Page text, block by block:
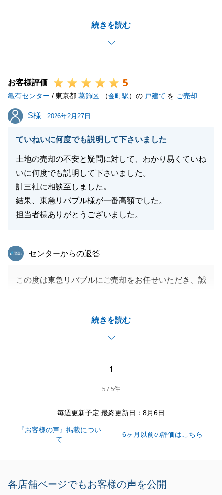
続きを読む
めることができました。
これまでの多大なご協力に心よりお礼申し上げます。
お気づきの点がありましたら、いつでもお気軽にご相
お客様評価 5
亀有センター / 東京都 葛飾区 （金町駅）の 戸建て を ご売却
S様
S様 2026年2月27日
ていねいに何度でも説明して下さいました
土地の売却の不安と疑問に対して、わかり易くていね
いに何度でも説明して下さいました。
計三社に相談至しました。
結果、東急リバブル様が一番高額でした。
担当者様ありがとうございました。
続きを読む
東急リバブル
センターからの返答
この度は東急リバブルにご売却をお任せいただき、誠
初の予定通りお引渡しでき、大変嬉しく思います。
ありがとうございました。
今後も何か不動産に関することでお困りごとがござい
1
5 / 5件
毎週更新予定 最終更新日：8月6日
『お客様の声』掲載につい
て
6ヶ月以前の評価はこちら
各店舗ページでもお客様の声を公開